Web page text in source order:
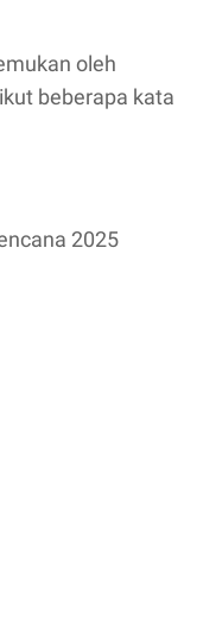
oleh
beberapa kata
2025